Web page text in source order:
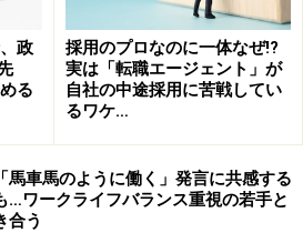
とつに数えられます。たまに、取
悪い人がいますが、そのような対
わって、自分への評価が低くな
す。
、私は1社目の会社で、新入社員
政
る
採用のプロなのに一体なぜ!?
実は「転職エージェント」が
自社の中途採用に苦戦してい
るワケ…
馬車馬のように働く」発言に共感する
…ワークライフバランス重視の若手と
合う